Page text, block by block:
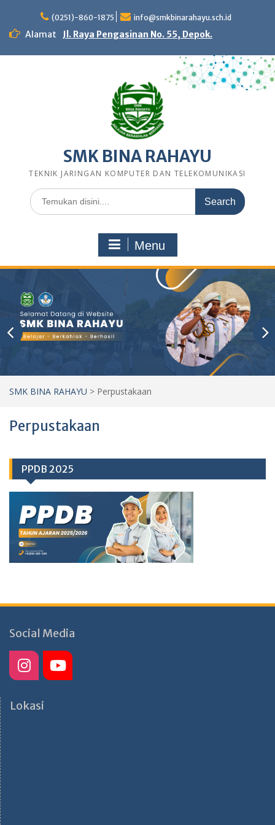
content
(0251)-860-1875 info@smkbinarahayu.sch.id
Alamat Jl. Raya Pengasinan No. 55, Depok.
SMK BINA RAHAYU
TEKNIK JARINGAN KOMPUTER DAN TELEKOMUNIKASI
Search
for:
Menu
SMK BINA RAHAYU > Perpustakaan
Perpustakaan
PPDB 2025
Social Media
Lokasi